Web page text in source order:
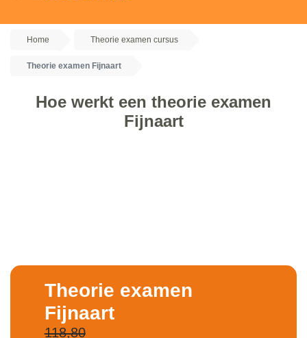
Home Theorie examen cursus
Theorie examen Fijnaart
Hoe werkt een theorie examen
Fijnaart
Theorie examen
Fijnaart
118,80